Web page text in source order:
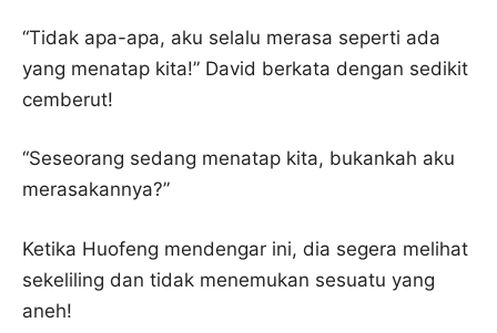
“Tidak apa-apa, aku selalu merasa seperti ada
yang menatap kita!” David berkata dengan sedikit
cemberut!
“Seseorang sedang menatap kita, bukankah aku
merasakannya?”
Ketika Huofeng mendengar ini, dia segera melihat
sekeliling dan tidak menemukan sesuatu yang
aneh!